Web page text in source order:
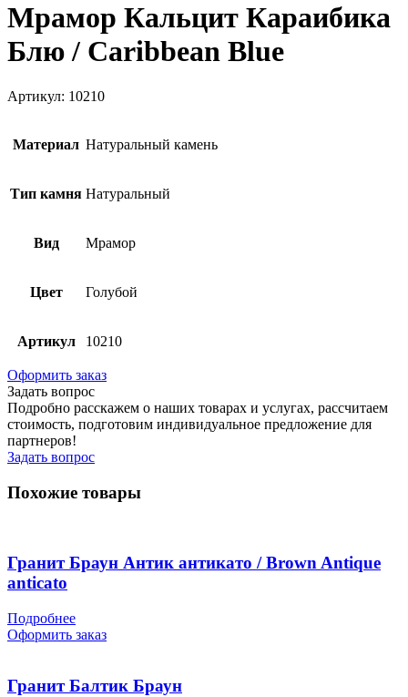
Мрамор Кальцит Караибика
Блю / Caribbean Blue
Артикул: 10210
Материал Натуральный камень
Тип камня Натуральный
Вид Мрамор
Цвет Голубой
Артикул 10210
Оформить заказ
Задать вопрос
Подробно расскажем о наших товарах и услугах, рассчитаем
стоимость, подготовим индивидуальное предложение для
партнеров!
Задать вопрос
Похожие товары
Гранит Браун Антик антикато / Brown Antique
anticato
Подробнее
Оформить заказ
Гранит Балтик Браун